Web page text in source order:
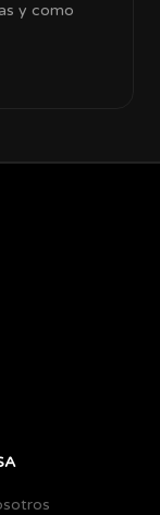
y como